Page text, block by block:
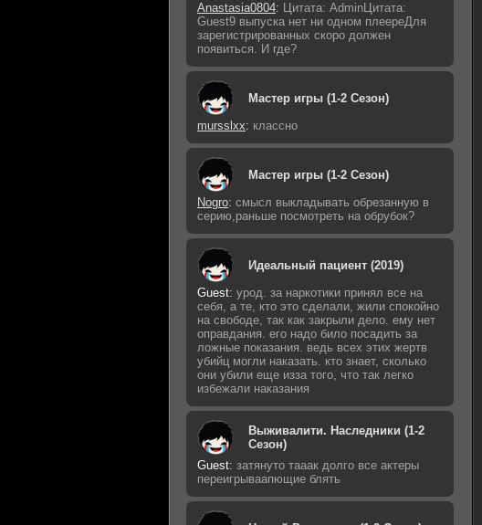
Anastasia0804: Цитата: AdminЦитата:
Guest9 выпуска нет ни одном плеереДля
зарегистрированных скоро должен
появиться. И где?
Мастер игры (1-2 Сезон)
mursslxx: классно
Мастер игры (1-2 Сезон)
Nogro: смысл выкладывать обрезанную в
серию,раньше посмотреть на обрубок?
Идеальный пациент (2019)
Guest: урод. за наркотики принял все на
себя, а те, кто это сделали, жили спокойно
на свободе, так как закрыли дело. ему нет
оправдания. его надо било посадить за
ложные показания. ведь всех этих жертв
убийц могли наказать. кто знает, сколько
они убили еще изза того, что так легко
избежали наказания
Выживалити. Наследники (1-2
Сезон)
Guest: затянуто тааак долго все актеры
переигрываапющие блять